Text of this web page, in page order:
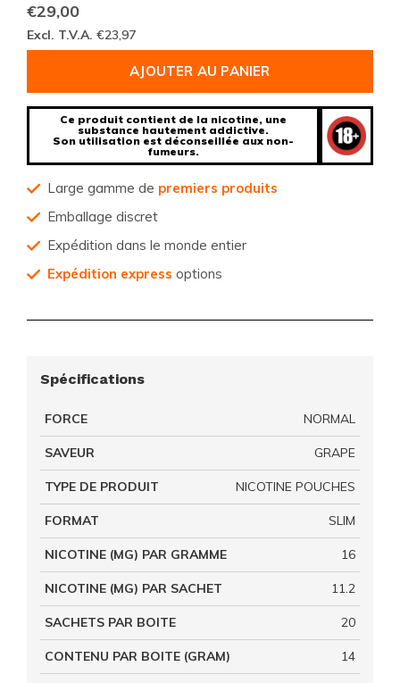
€29,00
Excl. T.V.A. €23,97
AJOUTER AU PANIER
Ce produit contient de la nicotine, une
substance hautement addictive.
Son utilisation est déconseillée aux non-
fumeurs.
Large gamme de premiers produits
Emballage discret
Expédition dans le monde entier
Expédition express options
Spécifications
FORCE NORMAL
SAVEUR GRAPE
TYPE DE PRODUIT NICOTINE POUCHES
FORMAT SLIM
NICOTINE (MG) PAR GRAMME 16
NICOTINE (MG) PAR SACHET 11.2
SACHETS PAR BOITE 20
CONTENU PAR BOITE (GRAM) 14